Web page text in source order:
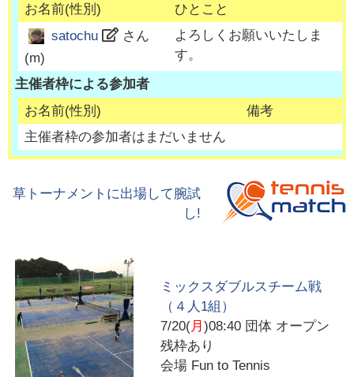
お名前(性別)
ひとこと
satochu
さん
(m)
よろしくお願いいたしま
す。
主催者枠による参加者
お名前(性別)
備考
主催者枠の参加者はまだいません
草トーナメントに出場して腕試
し!
ミックスダブルスチーム戦
（４人1組）
7/20(月 )08:40 団体 オープン
残枠あり
会場 Fun to Tennis